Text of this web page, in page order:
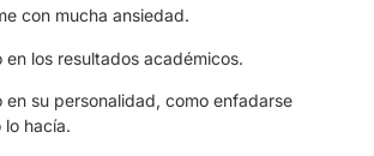
con mucha ansiedad.
en los resultados académicos.
en su personalidad, como enfadarse
hacía.